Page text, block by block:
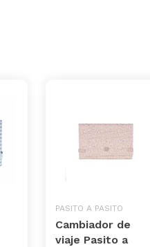
PASITO A PASITO
Cambiador de
viaje Pasito a